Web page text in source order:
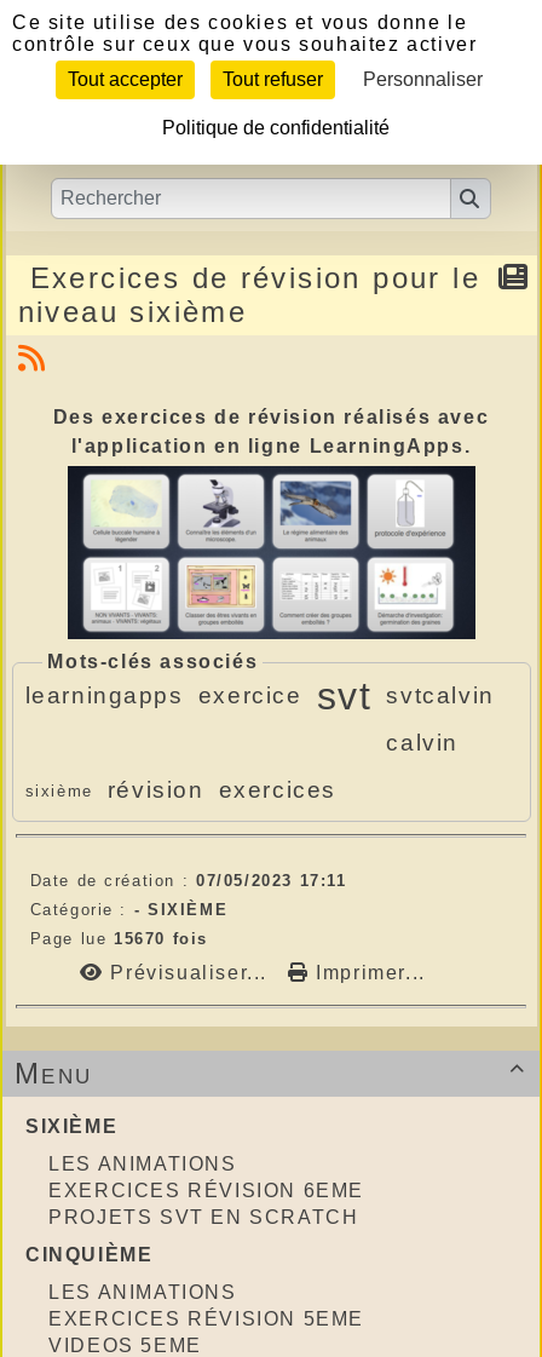

Menu
SIXIÈME
LES ANIMATIONS
EXERCICES RÉVISION 6EME
PROJETS SVT EN SCRATCH
CINQUIÈME
LES ANIMATIONS
EXERCICES RÉVISION 5EME
VIDEOS 5EME
Exercices de révision pour le
niveau sixième
Des exercices de révision réalisés avec
l'application en ligne
LearningApps.
Mots-clés associés
learningapps exercice svt
svtcalvin
calvin
sixième révision exercices
Date de création : 07/05/2023 17:11
Catégorie : - SIXIÈME
Page lue 15670 fois
Prévisualiser... Imprimer...
Panneau de gestion des cookies
Ce site utilise des cookies et vous donne le
contrôle sur ceux que vous souhaitez activer
Tout accepter
Tout refuser Personnaliser
Politique de confidentialité